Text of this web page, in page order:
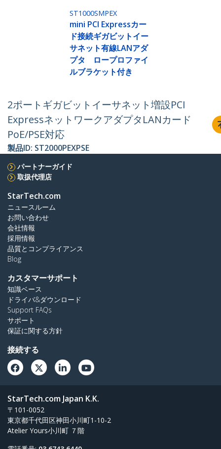
ST1000SMPEX
mini PCI Expressカー
ド接続ギガビットイー
サネット有線LANアダ
プタ ロープロファイ
ルブラケット付き
2ポートギガビットイーサネット増設PCI
ExpressネットワークアダプタLANカード
PoE/PSE対応
製品ID: ST2000PEXPSE
パートナーガイド
取扱代理店
StarTech.com
ニュースルーム
お問い合わせ
会社情報
採用情報
品質とコンプライアンス
Blog
カスタマーサポート
知識ベース
ドライバ&ダウンロード
Support FAQs
サポート
保証に関する方針
接続する
StarTech.com Japan K.K.
〒101-0052
東京都千代田区神田小川町1-10-2
Atelier Yours小川町 ７階